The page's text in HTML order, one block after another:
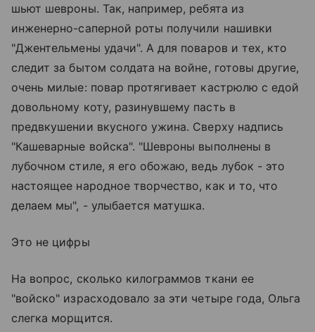
шьют шевроны. Так, например, ребята из
инженерно-саперной роты получили нашивки
"Джентельмены удачи". А для поваров и тех, кто
следит за бытом солдата на войне, готовы другие,
очень милые: повар протягивает кастрюлю с едой
довольному коту, разинувшему пасть в
предвкушении вкусного ужина. Сверху надпись
"Кашеварные войска". "Шевроны выполнены в
лубочном стиле, я его обожаю, ведь лубок - это
настоящее народное творчество, как и то, что
делаем мы", - улыбается матушка.
Это не цифры
На вопрос, сколько килограммов ткани ее
"войско" израсходовало за эти четыре года, Ольга
слегка морщится.